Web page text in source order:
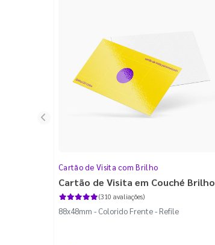
Cartão de Visita com Brilho
Cartão de Visita em Couché Brilho
(310 avaliações)
88x48mm - Colorido Frente - Refile